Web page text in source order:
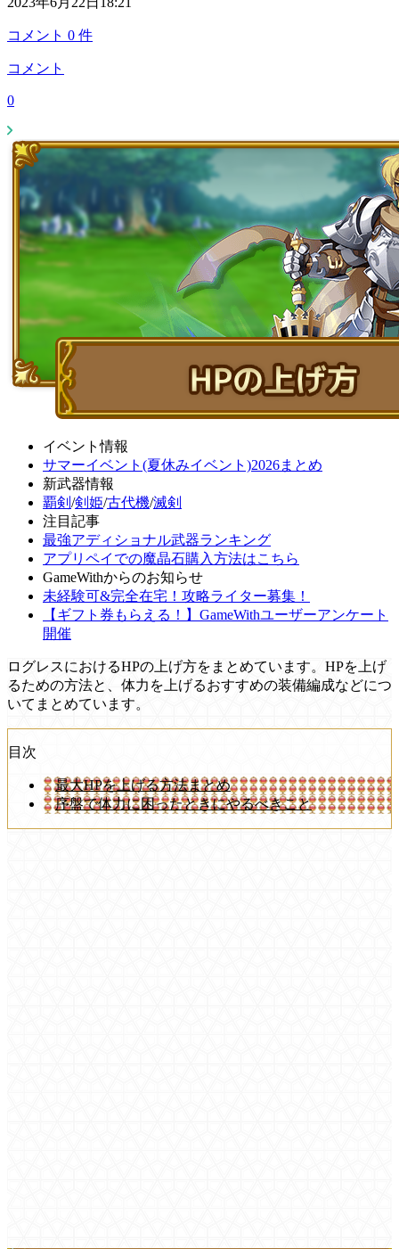
コメント 0 件
コメント
0
イベント情報
サマーイベント(夏休みイベント)2026まとめ
新武器情報
覇剣 /剣姫/古代機/滅剣
注目記事
最強アディショナル武器ランキング
アプリペイでの魔晶石購入方法はこちら
GameWithからのお知らせ
未経験可&完全在宅！攻略ライター募集！
【ギフト券もらえる！】GameWithユーザーアンケート
開催
ログレスにおけるHPの上げ方をまとめています。HPを上げ
るための方法と、体力を上げるおすすめの装備編成などにつ
いてまとめています。
目次
最大HPを上げる方法まとめ
序盤で体力に困ったときにやるべきこと